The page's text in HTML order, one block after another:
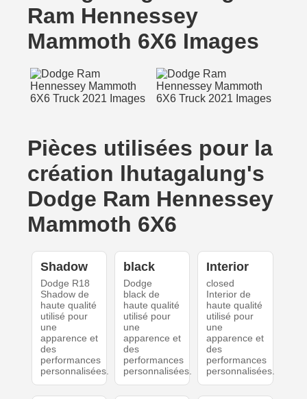
Ram Hennessey
Mammoth 6X6 Images
Pièces utilisées pour la
création lhutagalung's
Dodge Ram Hennessey
Mammoth 6X6
Shadow
Dodge R18
Shadow de
haute qualité
utilisé pour
une
apparence et
des
performances
personnalisées.
black
Dodge
black de
haute qualité
utilisé pour
une
apparence et
des
performances
personnalisées.
Interior
closed
Interior de
haute qualité
utilisé pour
une
apparence et
des
performances
personnalisées.